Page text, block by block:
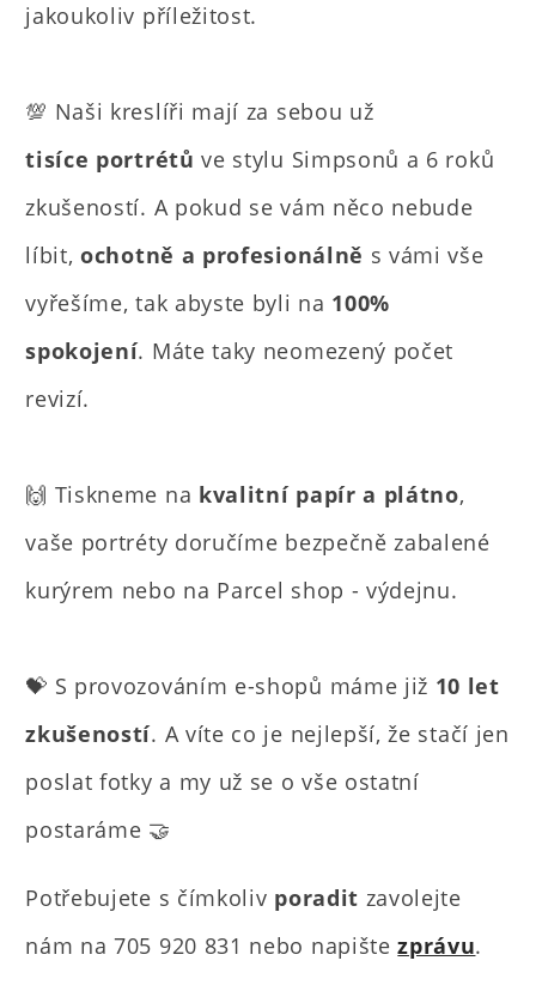
jakoukoliv příležitost.
💯 Naši kreslíři mají za sebou už
tisíce portrétů ve stylu Simpsonů a 6 roků
zkušeností. A pokud se vám něco nebude
líbit,ochotně a profesionálně s vámi vše
vyřešíme, tak abyste byli na 100%
spokojení. Máte taky neomezený počet
revizí.
🙌 Tiskneme na kvalitní papír a plátno,
vaše portréty doručíme bezpečně zabalené
kurýrem nebo na Parcel shop - výdejnu.
💝 S provozováním e-shopů máme již 10 let
zkušeností. A víte co je nejlepší, že stačí jen
poslat fotky a my už se o vše ostatní
postaráme 🤝
Potřebujete s čímkoliv poradit zavolejte
nám na 705 920 831 nebo napištezprávu.